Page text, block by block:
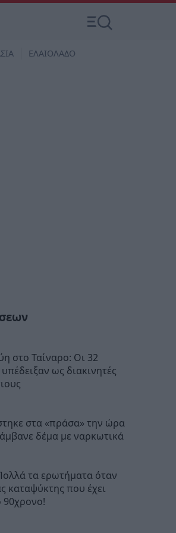
ΕΛΑΙΟΛΑΔΟ
στο Ταίναρο: Οι 32
ως διακινητές
στα «πράσα» την ώρα
δέμα με ναρκωτικά
τα ερωτήματα όταν
καταψύκτης που έχει
90χρονο!